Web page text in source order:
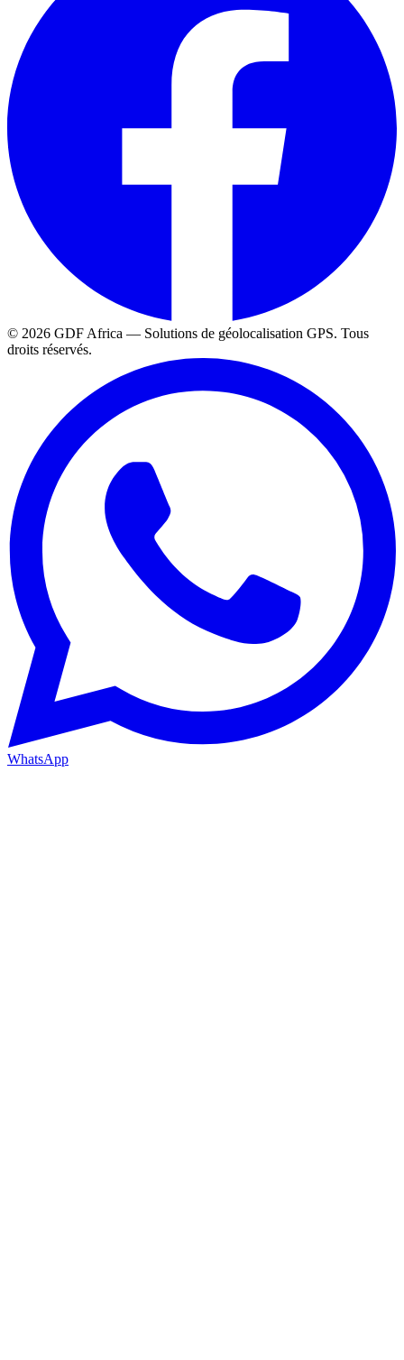
© 2026 GDF Africa — Solutions de géolocalisation GPS. Tous
droits réservés.
WhatsApp